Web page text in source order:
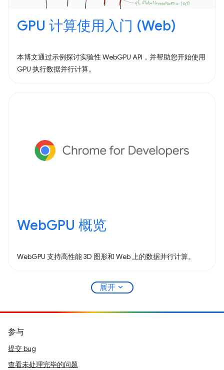
GPU 计算使用入门 (Web)
本博文通过示例探讨实验性 WebGPU API，并帮助您开始使用
GPU 执行数据并行计算。
WebGPU 概览
WebGPU 支持高性能 3D 图形和 Web 上的数据并行计算。
展开 expand_more
参与
提交 bug
查看未处理完毕的问题